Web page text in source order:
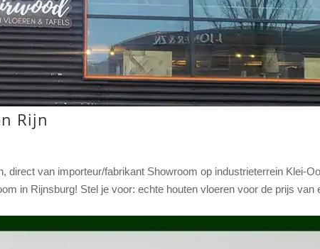
Rijn
direct van importeur/fabrikant Showroom op industrieterrein Klei-
in Rijnsburg! Stel je voor: echte houten vloeren voor de prijs van